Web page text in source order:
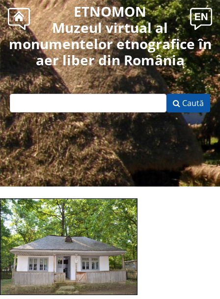
ETNOMON
Muzeul virtual al
monumentelor etnografice în
aer liber din România
Caută